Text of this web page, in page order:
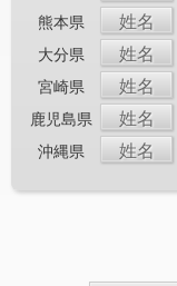
熊本県 姓名
大分県 姓名
宮崎県 姓名
鹿児島県 姓名
沖縄県 姓名